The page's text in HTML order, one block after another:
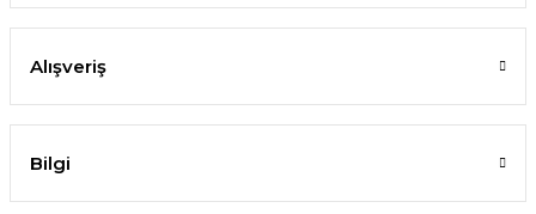
Alışveriş
Bilgi